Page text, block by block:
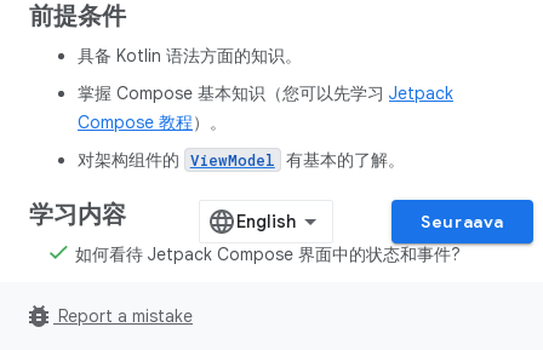
前提条件
具备 Kotlin 语法方面的知识。
掌握 Compose 基本知识（您可以先学习 Jetpack
Compose 教程）。
对架构组件的
ViewModel 有基本的了解。
学习内容
如何看待 Jetpack Compose 界面中的状态和事件?
什么是状态提升？
Seuraava
bug_report Report a mistake